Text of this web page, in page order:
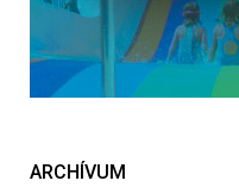
ARCHÍVUM